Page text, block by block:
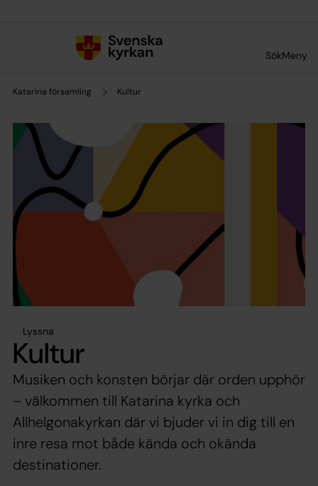
SökMeny
Katarina församling Kultur
Lyssna
Kultur
Musiken och konsten börjar där orden upphör
– välkommen till Katarina kyrka och
Allhelgonakyrkan där vi bjuder vi in dig till en
inre resa mot både kända och okända
destinationer.